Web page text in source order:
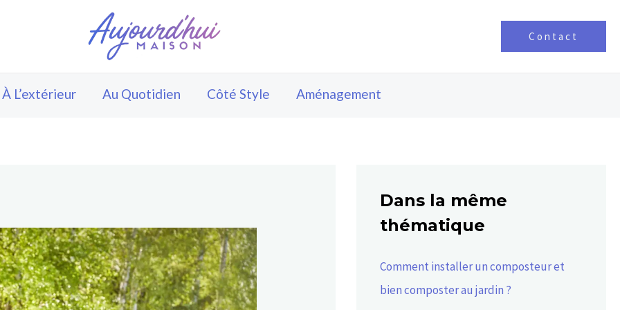
Contact
À L’extérieur Au Quotidien Côté Style Aménagement
Dans la même
thématique
Comment installer un composteur et
bien composter au jardin ?